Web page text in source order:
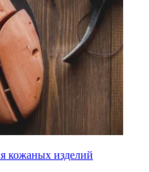
кожаных изделий